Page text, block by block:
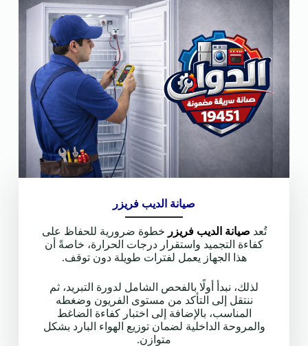
صيانة الديب فريزر
تُعد صيانة الديب فريزر خطوة ضرورية للحفاظ على
كفاءة التجميد واستقرار درجات الحرارة، خاصةً أن
هذا الجهاز يعمل لفترات طويلة دون توقف.
لذلك، نبدأ أولًا بالفحص الشامل لدورة التبريد، ثم
ننتقل إلى التأكد من مستوى الفريون وضغطه
المناسب، بالإضافة إلى اختبار كفاءة الضاغط
والمروحة الداخلية لضمان توزيع الهواء البارد بشكل
متوازن.